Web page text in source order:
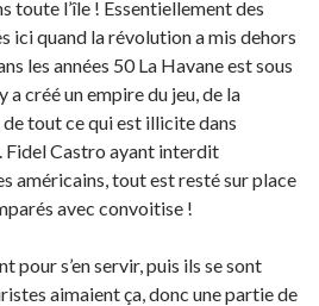
toute l’île ! Essentiellement des
ici quand la révolution a mis dehors
les années 50 La Havane est sous
a créé un empire du jeu, de la
tout ce qui est illicite dans
Fidel Castro ayant interdit
américains, tout est resté sur place
avec convoitise !
pour s’en servir, puis ils se sont
aimaient ça, donc une partie de